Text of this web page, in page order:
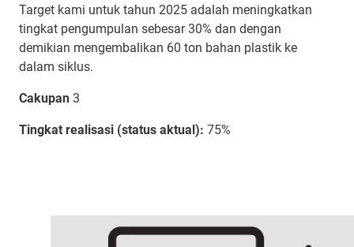
Target kami untuk tahun 2025 adalah meningkatkan
tingkat pengumpulan sebesar 30% dan dengan
demikian mengembalikan 60 ton bahan plastik ke
dalam siklus.
Cakupan 3
Tingkat realisasi (status aktual): 75%